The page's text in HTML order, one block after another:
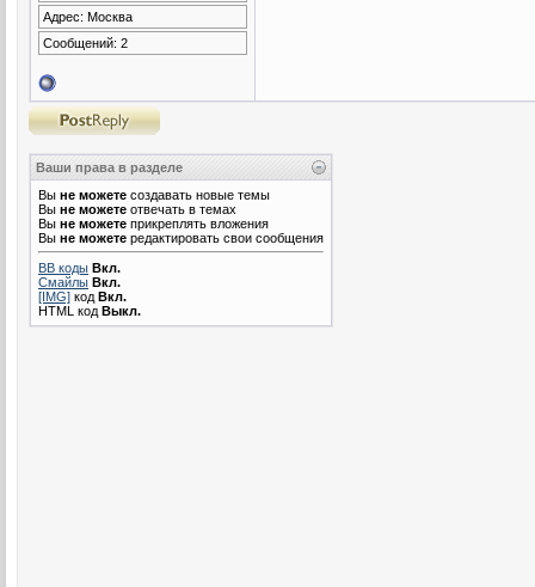
Адрес: Mосква
Сообщений: 2
Ваши права в разделе
Вы не можете создавать новые темы
Вы не можете отвечать в темах
Вы не можете прикреплять вложения
Вы не можете редактировать свои сообщения
BB коды Вкл.
Смайлы Вкл.
[IMG] код Вкл.
HTML код Выкл.